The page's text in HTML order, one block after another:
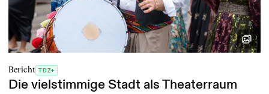
Bericht TDZ+
Die vielstimmige Stadt als Theaterraum